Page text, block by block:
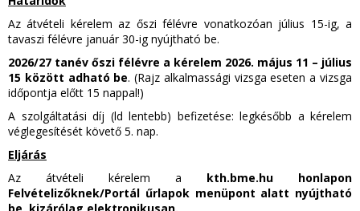
Az átvételi kérelem az őszi félévre vonatkozóan július 15-ig, a
tavaszi félévre január 30-ig nyújtható be.
2026/27 tanév őszi félévre a kérelem 2026. május 11 – július
15 között adható be. (Rajz alkalmassági vizsga eseten a vizsga
időpontja előtt 15 nappal!)
A szolgáltatási díj (ld lentebb) befizetése: legkésőbb a kérelem
véglegesítését követő 5. nap.
Eljárás
Az átvételi kérelem a kth.bme.hu honlapon
Felvételizőknek/Portál űrlapok menüpont alatt nyújtható
be, kizárólag elektronikusan.